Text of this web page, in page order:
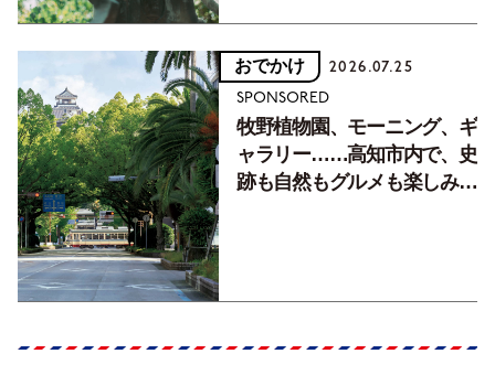
おでかけ 2026.07.25
SPONSORED
牧野植物園、モーニング、ギ
ャラリー……高知市内で、史
跡も自然もグルメも楽しみ尽